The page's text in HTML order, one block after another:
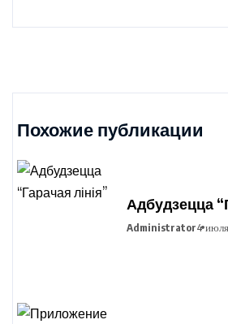
Похожие публикации
Адбудзецца
Administrator4